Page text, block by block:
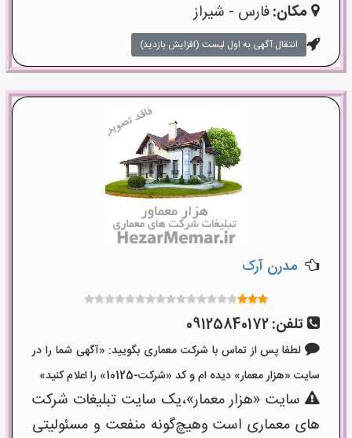
مکان:فارس - شیراز
انتقال آگهی به اول لیست (افزایش بازدید)
مدرن آرک
تلفن:09125840172
لطفا پس از تماس با شرکت معماری بگویید: «آگهی شما را در
سایت «هزار معمار» دیده ام و کد «شرکت-10125» را اعلام کنید»
سایت «هزار معمار»،یک سایت تبلیغات شرکت
های معماری است وهیچ‌گونه منفعت و مسئولیتی